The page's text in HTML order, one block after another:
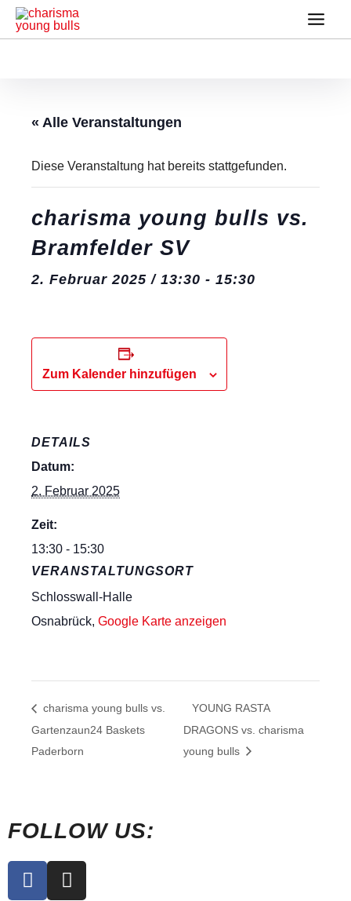
Zum
Inhalt
Main
« Alle Veranstaltungen
Diese Veranstaltung hat bereits stattgefunden.
charisma young bulls vs.
Bramfelder SV
2. Februar 2025 / 13:30 - 15:30
Zum Kalender hinzufügen
DETAILS
Datum:
2. Februar 2025
Zeit:
13:30 - 15:30
VERANSTALTUNGSORT
Schlosswall-Halle
Osnabrück, Google Karte anzeigen
charisma young bulls vs.
Gartenzaun24 Baskets
Paderborn
YOUNG RASTA
DRAGONS vs. charisma
young bulls
FOLLOW US:
F
a
I
n